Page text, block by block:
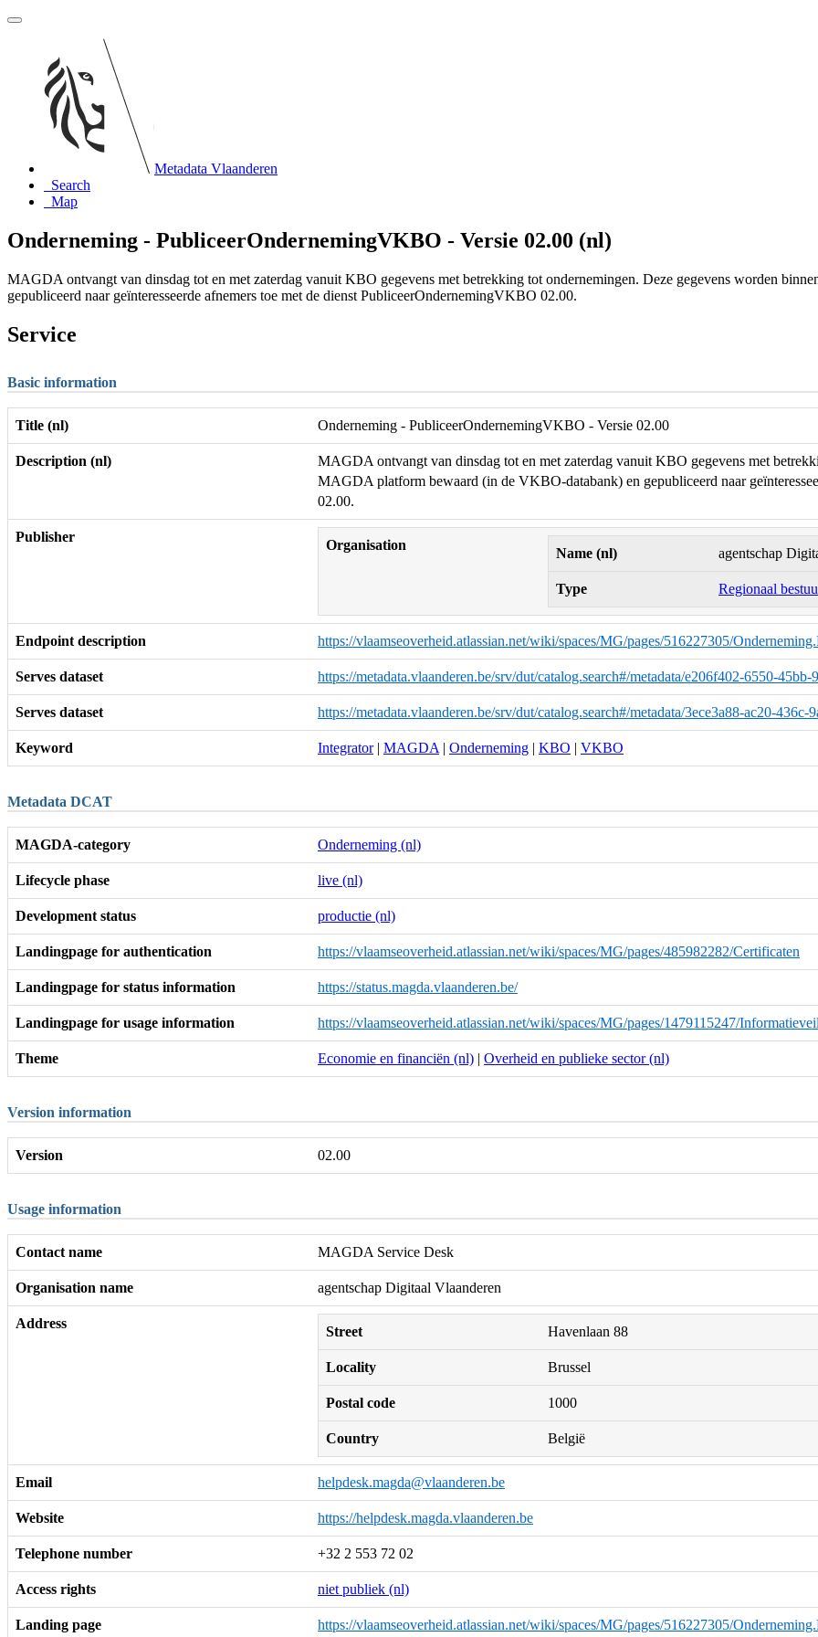
Metadata Vlaanderen
Search
Map
Onderneming - PubliceerOndernemingVKBO - Versie 02.00 (nl)
MAGDA ontvangt van dinsdag tot en met zaterdag vanuit KBO gegevens met betrekking tot ondernemingen. Deze gegevens worden
gepubliceerd naar geïnteresseerde afnemers toe met de dienst PubliceerOndernemingVKBO 02.00.
Service
Basic information
Title (nl) Onderneming - PubliceerOndernemingVKBO - Versie 02.00
Description (nl)
MAGDA ontvangt van dinsdag tot en met zaterdag vanuit KBO gegevens met
MAGDA platform bewaard (in de VKBO-databank) en gepubliceerd naar
02.00.
Publisher
Organisation
Name (nl) agentschap
Type Regionaal
Endpoint description https://vlaamseoverheid.atlassian.net/wiki/spaces/MG/pages/516227305/
Serves dataset https://metadata.vlaanderen.be/srv/dut/catalog.search#/metadata/e206f402-6550-
Serves dataset https://metadata.vlaanderen.be/srv/dut/catalog.search#/metadata/3ece3a88-ac20-436c-
Keyword Integrator| MAGDA | Onderneming | KBO | VKBO
Metadata DCAT
MAGDA-category Onderneming (nl)
Lifecycle phase live (nl)
Development status productie (nl)
Landingpage for authentication https://vlaamseoverheid.atlassian.net/wiki/spaces/MG/pages/485982282/Certificaten
Landingpage for status information https://status.magda.vlaanderen.be/
Landingpage for usage information https://vlaamseoverheid.atlassian.net/wiki/spaces/MG/pages/1479115247/
Theme Economie en financiën (nl) | Overheid en publieke sector (nl)
Version information
Version 02.00
Usage information
Contact name MAGDA Service Desk
Organisation name agentschap Digitaal Vlaanderen
Address
Street Havenlaan 88
Locality Brussel
Postal code 1000
Country België
Email helpdesk.magda@vlaanderen.be
Website https://helpdesk.magda.vlaanderen.be
Telephone number +32 2 553 72 02
Access rights niet publiek (nl)
Landing page https://vlaamseoverheid.atlassian.net/wiki/spaces/MG/pages/516227305/